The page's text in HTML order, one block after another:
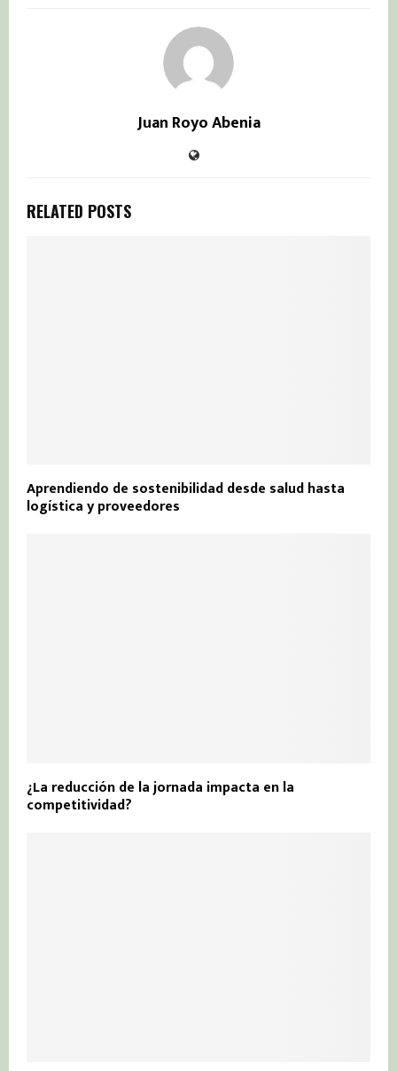
Juan Royo Abenia
RELATED POSTS
Aprendiendo de sostenibilidad desde salud hasta
logística y proveedores
¿La reducción de la jornada impacta en la
competitividad?